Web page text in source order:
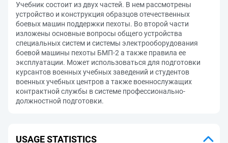
Учебник состоит из двух частей. В нем рассмотрены
устройство и конструкция образцов отечественных
боевых машин поддержки пехоты. Во второй части
изложены основные вопросы общего устройства
специальных систем и системы электрооборудования
боевой машины пехоты БМП-2 а также правила ее
эксплуатации. Может использоваться для подготовки
курсантов военных учебных заведений и студентов
военных учебных центров а также военнослужащих
контрактной службы в системе профессионально-
должностной подготовки.
USAGE STATISTICS